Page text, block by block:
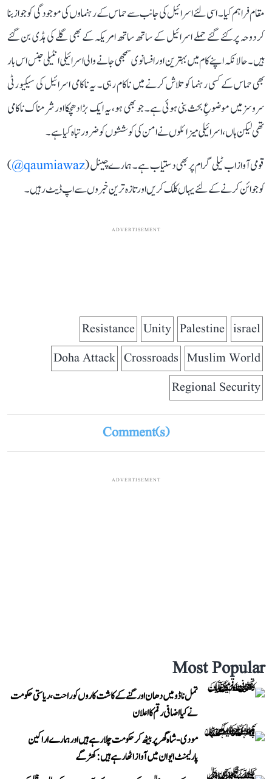
مقام فراہم کیا۔ اسی لئے اسرائیل کی جانب سے حماس کے رہنماوں کی موجودگی کو جواز بنا
کر دوحہ پرکئے گئے حملے اسرائیل کے ساتھ ساتھ امریکہ کے بھی گلے کی ہڈی بن گئے
ہیں۔ حالانکہ اپنے کام میں بہترین اور افسانوی سمجھی جانے والی اسرائیلی انٹیلی جنس اس بار
بھی حماس کے کسی رہنما کو تلاش کرنے میں ناکام رہی۔ یہ ناکامی اسرائیل کی سیکیورٹی
سروسز میں موضوعِ بحث بنی ہوئی ہے۔ جو بھی ہو، یہ ایک بڑا دھچکا اور شرمناک ناکامی
تھی لیکن ہاں،اسرائیلی میزائلوں نے امن کی کوششوں کو ضرور تباہ کیا ہے۔
قومی آواز اب ٹیلی گرام پر بھی دستیاب ہے۔ ہمارے چینل (qaumiawaz@
)
کو جوائن کرنے کے لئے یہاں کلک کریں اور تازہ ترین خبروں سے اپ ڈیٹ رہیں۔
ADVERTISEMENT
israel
Palestine
Unity
Resistance
Muslim World
Crossroads
Doha Attack
Regional Security
Comment(s)
ADVERTISEMENT
Most Popular
تمل ناڈو میں دھان اور گنے کے کاشت کاروں کو راحت، ریاستی حکومت
نے کیا اضافی رقم کا اعلان
مودی-شاہ گھر پر بیٹھ کر حکومت چلا رہے ہیں اور ہمارے اراکین
پارلیمنٹ ایوان میں آواز اٹھا رہے ہیں: کھڑگے